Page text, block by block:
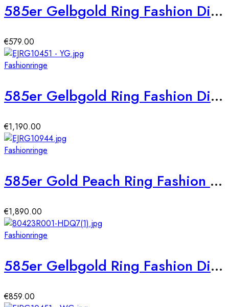
585er Gelbgold Ring Fashion Diamant ca. 0,08 ct. Gr. 54
€579.00
Fashionringe
585er Gelbgold Ring Fashion Diamanten ca. 0,44 ct. Gr. 54
€1,190.00
Fashionringe
585er Gold Peach Ring Fashion Diamant ca. 0,42 ct. Gr. 56
€1,890.00
Fashionringe
585er Gelbgold Ring Fashion Diamant ca. 0,10 ct. Gr. 54
€859.00